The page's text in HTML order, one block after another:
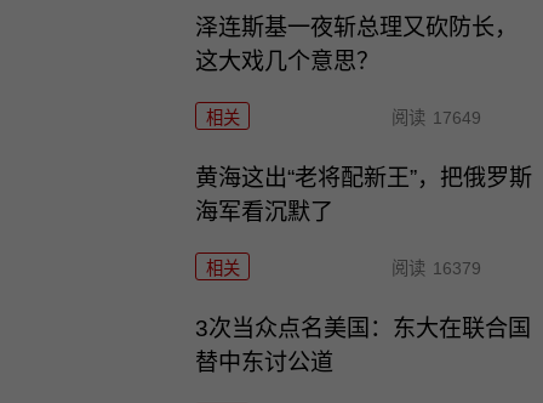
泽连斯基一夜斩总理又砍防长，
这大戏几个意思？
相关 阅读 17649
黄海这出“老将配新王”，把俄罗斯
海军看沉默了
相关 阅读 16379
3次当众点名美国：东大在联合国
替中东讨公道